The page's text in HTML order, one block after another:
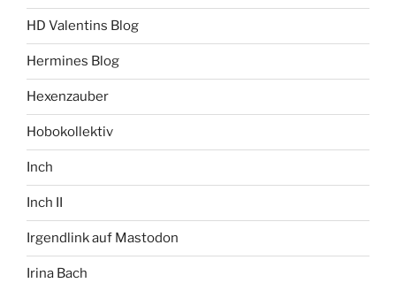
HD Valentins Blog
Hermines Blog
Hexenzauber
Hobokollektiv
Inch
Inch II
Irgendlink auf Mastodon
Irina Bach